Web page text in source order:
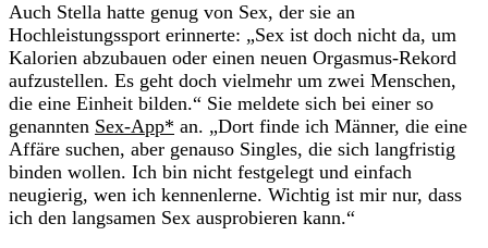
Auch Stella hatte genug von Sex, der sie an
Hochleistungssport erinnerte: „Sex ist doch nicht da, um
Kalorien abzubauen oder einen neuen Orgasmus-Rekord
aufzustellen. Es geht doch vielmehr um zwei Menschen,
die eine Einheit bilden.“ Sie meldete sich bei einer so
genannten Sex-App* an. „Dort finde ich Männer, die eine
Affäre suchen, aber genauso Singles, die sich langfristig
binden wollen. Ich bin nicht festgelegt und einfach
neugierig, wen ich kennenlerne. Wichtig ist mir nur, dass
ich den langsamen Sex ausprobieren kann.“